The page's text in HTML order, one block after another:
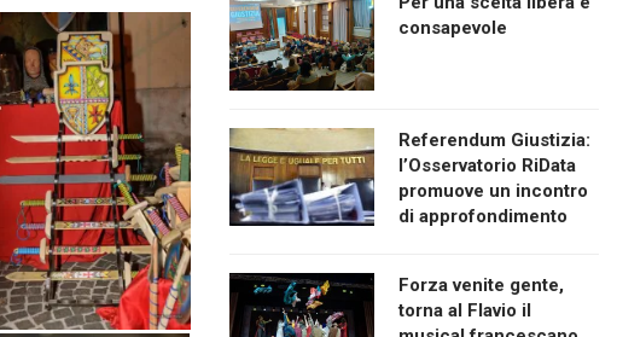
consapevole
Referendum Giustizia:
l’Osservatorio RiData
promuove un incontro
di approfondimento
Forza venite gente,
torna al Flavio il